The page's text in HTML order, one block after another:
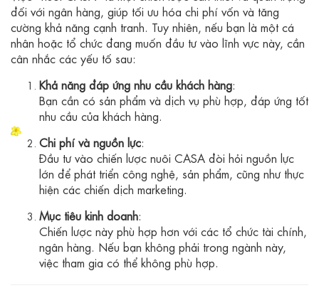
đối với ngân hàng, giúp tối ưu hóa chi phí vốn và tăng
cường khả năng cạnh tranh. Tuy nhiên, nếu bạn là một cá
nhân hoặc tổ chức đang muốn đầu tư vào lĩnh vực này, cần
cân nhắc các yếu tố sau:
Khả năng đáp ứng nhu cầu khách hàng:
Bạn cần có sản phẩm và dịch vụ phù hợp, đáp ứng tốt
nhu cầu của khách hàng.
Chi phí và nguồn lực:
Đầu tư vào chiến lược nuôi CASA đòi hỏi nguồn lực
lớn để phát triển công nghệ, sản phẩm, cũng như thực
hiện các chiến dịch marketing.
Mục tiêu kinh doanh:
Chiến lược này phù hợp hơn với các tổ chức tài chính,
ngân hàng. Nếu bạn không phải trong ngành này,
việc tham gia có thể không phù hợp.